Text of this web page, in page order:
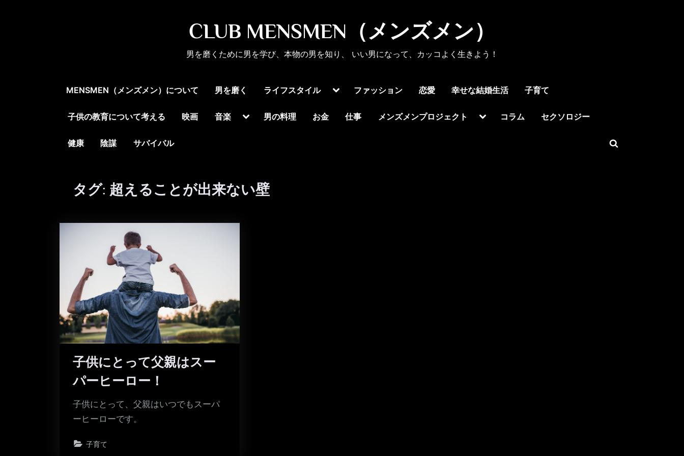
CLUB MENSMEN（メンズメン）
男を磨くために男を学び、本物の男を知り、 いい男になって、カッコよく生きよう！
MENSMEN（メンズメン）について 男を磨く ライフスタイル
Toggleファッション 恋愛 幸せな結婚生活 子育て
子供の教育について考える 映画 音楽
Toggle男の料理 お金 仕事 メンズメンプロジェクト
Toggleコラム セクソロジー
健康 陰謀 サバイバル
Toggle
タグ: 超えることが出来ない壁
子供にとって父親はスー
パーヒーロー！
子供にとって、父親はいつでもスーパ
ーヒーローです。
子育て